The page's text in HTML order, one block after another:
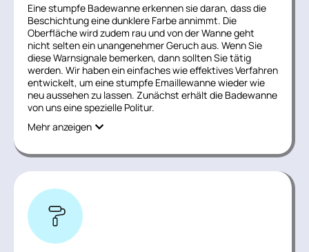
Eine stumpfe Badewanne erkennen sie daran, dass die
Beschichtung eine dunklere Farbe annimmt. Die
Oberfläche wird zudem rau und von der Wanne geht
nicht selten ein unangenehmer Geruch aus. Wenn Sie
diese Warnsignale bemerken, dann sollten Sie tätig
werden. Wir haben ein einfaches wie effektives Verfahren
entwickelt, um eine stumpfe Emaillewanne wieder wie
neu aussehen zu lassen. Zunächst erhält die Badewanne
von uns eine spezielle Politur.
Mehr anzeigen